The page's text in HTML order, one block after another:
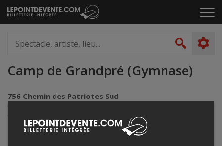
Passer
au
le
artiste,
lieu...
Camp de Grandpré (Gymnase)
756 Chemin des Patriotes Sud